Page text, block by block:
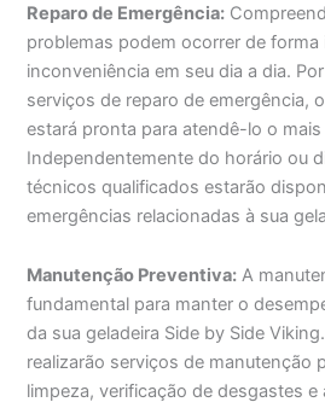
Reparo de Emergência:
problemas podem ocorrer de forma
inconveniência em seu dia a dia.
serviços de reparo de emergência,
estará pronta para atendê-lo o
Independentemente do horário ou
técnicos qualificados estarão
emergências relacionadas à sua
Manutenção Preventiva: A
fundamental para manter o
da sua geladeira Side by Side
realizarão serviços de manutenção
limpeza, verificação de desgastes e